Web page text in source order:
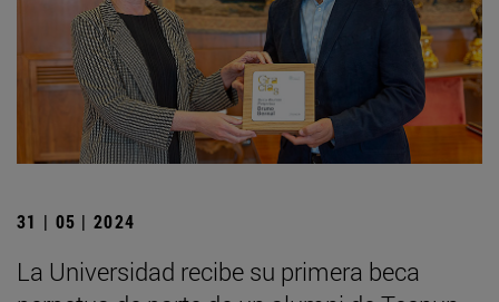
31 | 05 | 2024
La Universidad recibe su primera beca